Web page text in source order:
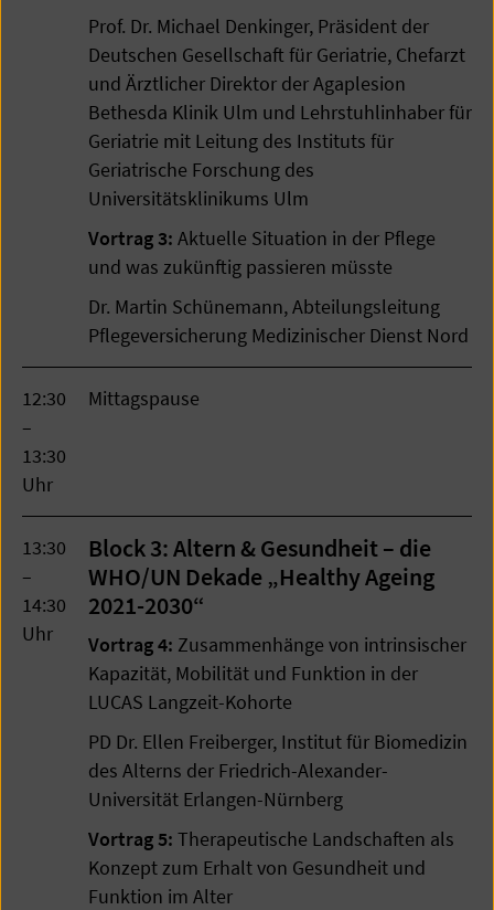
Prof. Dr. Michael Denkinger, Präsident der
Deutschen Gesellschaft für Geriatrie, Chefarzt
und Ärztlicher Direktor der Agaplesion
Bethesda Klinik Ulm und Lehrstuhlinhaber für
Geriatrie mit Leitung des Instituts für
Geriatrische Forschung des
Universitätsklinikums Ulm
Vortrag 3: Aktuelle Situation in der Pflege
und was zukünftig passieren müsste
Dr. Martin Schünemann, Abteilungsleitung
Pflegeversicherung Medizinischer Dienst Nord
12:30
–
13:30
Uhr
Mittagspause
13:30
–
14:30
Uhr
Block 3: Altern & Gesundheit – die
WHO/UN Dekade „Healthy Ageing
2021-2030“
Vortrag 4: Zusammenhänge von intrinsischer
Kapazität, Mobilität und Funktion in der
LUCAS Langzeit-Kohorte
PD Dr. Ellen Freiberger, Institut für Biomedizin
des Alterns der Friedrich-Alexander-
Universität Erlangen-Nürnberg
Vortrag 5: Therapeutische Landschaften als
Konzept zum Erhalt von Gesundheit und
Funktion im Alter